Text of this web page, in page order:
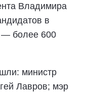
Владимира
в
— более 600
министр
Лавров; мэр